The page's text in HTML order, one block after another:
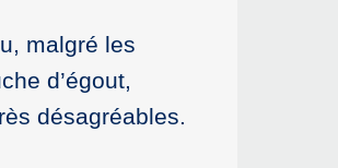
malgré les
d’égout,
désagréables.